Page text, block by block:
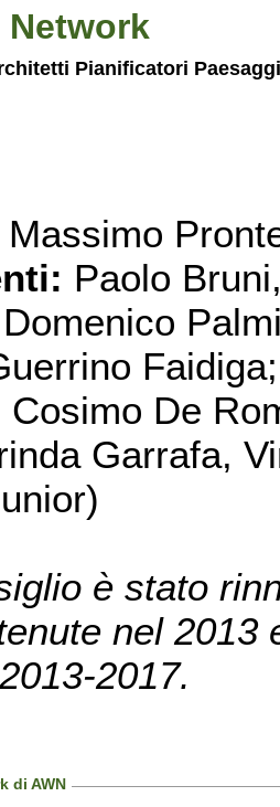
Pianificatori
Massimo
Paolo
Domenico
Faidiga;
Cosimo De
Garrafa,
è stato
nel 2013
2017.
di AWN